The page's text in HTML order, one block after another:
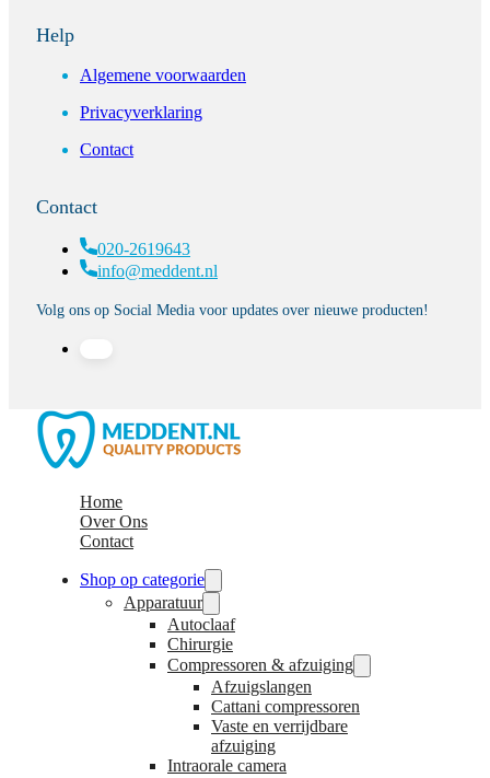
Help
Algemene voorwaarden
Privacyverklaring
Contact
Contact
020-2619643
info@meddent.nl
Volg ons op Social Media voor updates over nieuwe producten!
Home
Over Ons
Contact
Shop op categorie
Apparatuur
Autoclaaf
Chirurgie
Compressoren & afzuiging
Afzuigslangen
Cattani compressoren
Vaste en verrijdbare
afzuiging
Intraorale camera